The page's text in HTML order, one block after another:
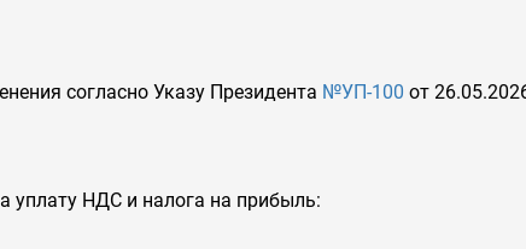
согласно Указу Президента №УП-100 от
уплату НДС и налога на прибыль: